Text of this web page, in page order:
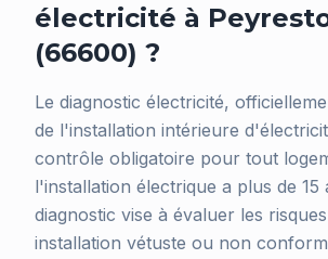
électricité à
(66600) ?
Le diagnostic électricité,
de l'installation intérieure
contrôle obligatoire pour tout
l'installation électrique a plus de 15
diagnostic vise à évaluer les
installation vétuste ou non